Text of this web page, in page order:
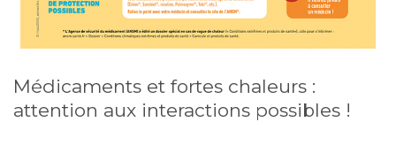
Médicaments et fortes chaleurs :
attention aux interactions possibles !